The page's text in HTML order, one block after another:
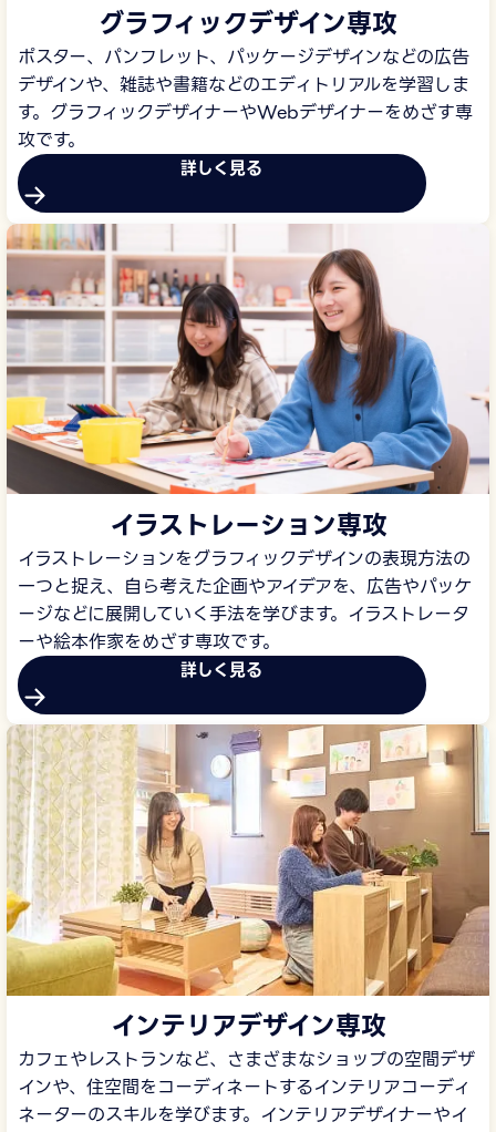
グラフィックデザイン専攻
ポスター、パンフレット、パッケージデザインなどの広告
デザインや、雑誌や書籍などのエディトリアルを学習しま
す。グラフィックデザイナーやWebデザイナーをめざす専
攻です。
詳しく見る
イラストレーション専攻
イラストレーションをグラフィックデザインの表現方法の
一つと捉え、自ら考えた企画やアイデアを、広告やパッケ
ージなどに展開していく手法を学びます。イラストレータ
ーや絵本作家をめざす専攻です。
詳しく見る
インテリアデザイン専攻
カフェやレストランなど、さまざまなショップの空間デザ
インや、住空間をコーディネートするインテリアコーディ
ネーターのスキルを学びます。インテリアデザイナーやイ